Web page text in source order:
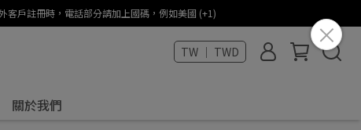
戶註冊時，電話部分請加上國碼，例如美國 (+1)
TW ｜ TWD
關於我們